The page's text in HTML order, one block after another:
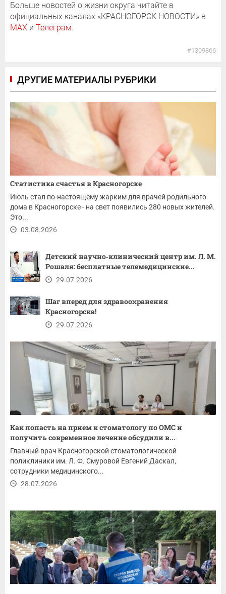
Больше новостей о жизни округа читайте в
официальных каналах «КРАСНОГОРСК.НОВОСТИ» в
MAX и Телеграм.
#1309866
ДРУГИЕ МАТЕРИАЛЫ РУБРИКИ
Статистика счастья в Красногорске
Июль стал по-настоящему жарким для врачей родильного
дома в Красногорске - на свет появились 280 новых жителей.
Это...
03.08.2026
Детский научно‑клинический центр им. Л. М.
Рошаля: бесплатные телемедицинские...
29.07.2026
Шаг вперед для здравоохранения
Красногорска!
29.07.2026
Как попасть на прием к стоматологу по ОМС и
получить современное лечение обсудили в...
Главный врач Красногорской стоматологической
поликлиники им. Л. Ф. Смуровой Евгений Даскал,
сотрудники медицинского...
28.07.2026